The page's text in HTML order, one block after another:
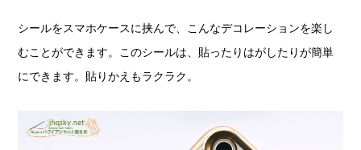
シールをスマホケースに挟んで、こんなデコレーションを楽し
むことができます。このシールは、貼ったりはがしたりが簡単
にできます。貼りかえもラクラク。